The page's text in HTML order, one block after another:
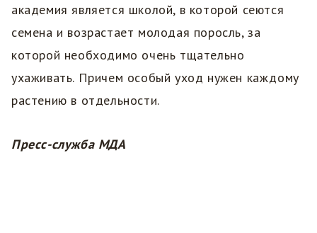
академия является школой, в которой сеются
семена и возрастает молодая поросль, за
которой необходимо очень тщательно
ухаживать. Причем особый уход нужен каждому
растению в отдельности.
Пресс-служба МДА